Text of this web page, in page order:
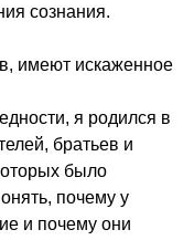
сознания.
имеют искаженное
я родился в
братьев и
было
почему у
и почему они